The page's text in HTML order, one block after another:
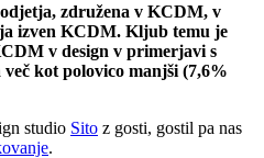
združena v KCDM, v
izven KCDM. Kljub temu je
v design v primerjavi s
kot polovico manjši (7,6%
studio Sito z gosti, gostil pa nas
.